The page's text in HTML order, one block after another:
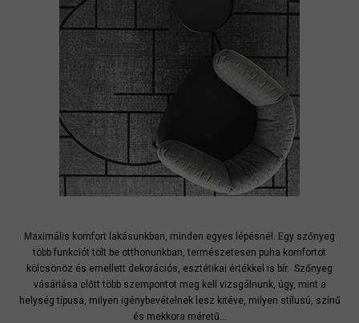
Maximális komfort lakásunkban, minden egyes lépésnél. Egy szőnyeg
több funkciót tölt be otthonunkban, természetesen puha komfortot
kölcsönöz és emellett dekorációs, esztétikai értékkel is bír. Szőnyeg
vásárlása előtt több szempontot meg kell vizsgálnunk, úgy, mint a
helység típusa, milyen igénybevételnek lesz kitéve, milyen stílusú, színű
és mekkora méretű...